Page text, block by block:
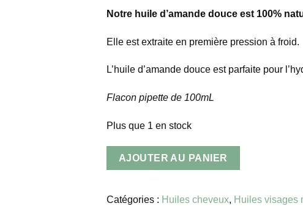
Notre huile d’amande douce est 100%
Elle est extraite en première pression à froid.
L’huile d’amande douce est parfaite pour
Flacon pipette de 100mL
Plus que 1 en stock
AJOUTER AU PANIER
Catégories : Huiles cheveux, Huiles visages